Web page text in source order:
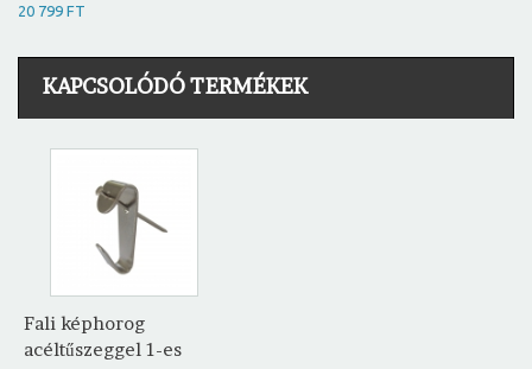
20 799 FT
KAPCSOLÓDÓ TERMÉKEK
Fali képhorog
acéltűszeggel 1-es